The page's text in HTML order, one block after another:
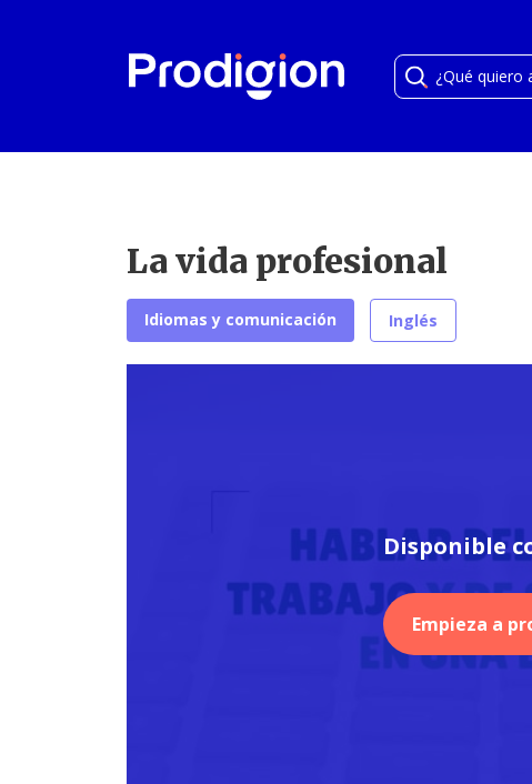
La vida profesional
Idiomas y comunicación Inglés
Disponible
Empieza a